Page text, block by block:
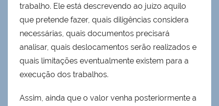
trabalho. Ele está descrevendo ao juízo aquilo
que pretende fazer, quais diligências considera
necessárias, quais documentos precisará
analisar, quais deslocamentos serão realizados e
quais limitações eventualmente existem para a
execução dos trabalhos.
Assim, ainda que o valor venha posteriormente a